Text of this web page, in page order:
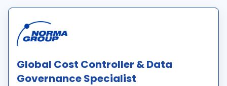
Global Cost Controller & Data
Governance Specialist